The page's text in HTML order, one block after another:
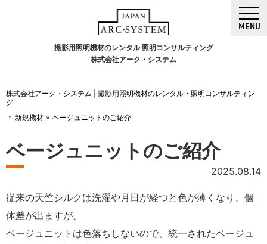
撮影用照明機材のレンタル 照明コンサルティング
株式会社アーク・システム
MENU
株式会社アーク・システム | 撮影用照明機材のレンタル・照明コンサルティン
グ
新規機材
ベージュニットのご紹介
ベージュニットのご紹介
2025.08.14
従来の天竺シルクは洗濯や月日が経つと色が薄くなり、個
体差が出ますが、
ベージュニットは色落ちしないので、統一されたベージュ